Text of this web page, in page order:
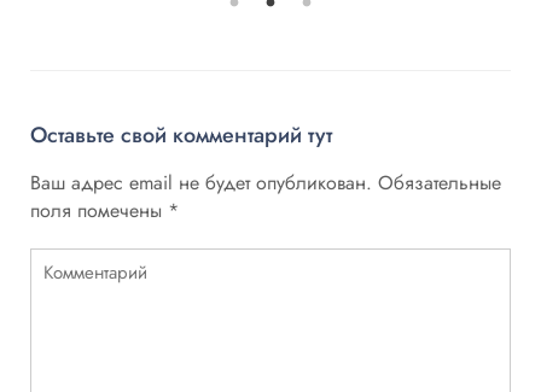
Оставьте свой комментарий тут
Ваш адрес email не будет опубликован. Обязательные
поля помечены *